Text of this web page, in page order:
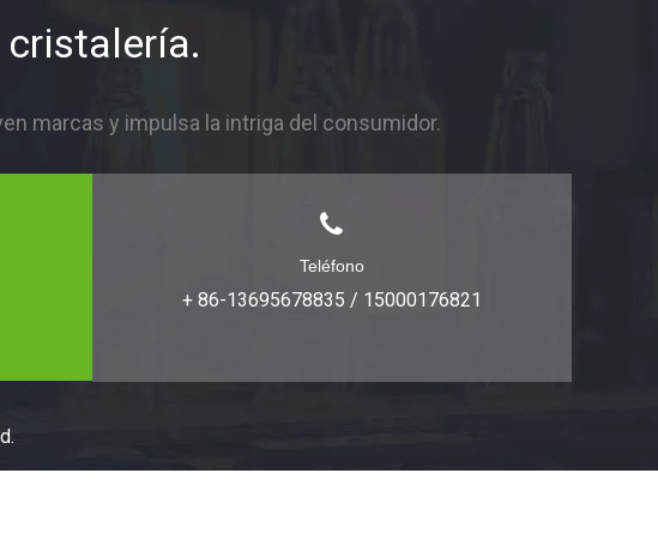
marcas y impulsa la intriga del consumidor.
Teléfono
+ 86-13695678835 / 15000176821